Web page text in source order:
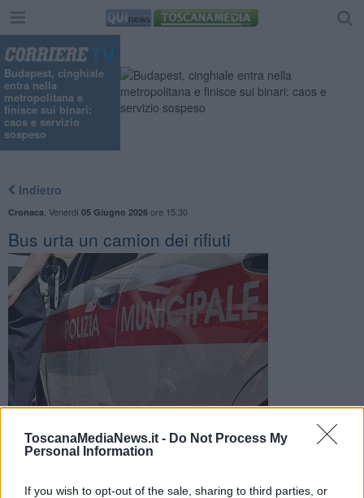
ToscanaMediaNews.it - Do Not Process My
Personal Information
If you wish to opt-out of the sale, sharing to third parties, or
Budapest, cinghiale
entra nella
metropolitana e
finisce sui binari:
caos e servizio
sospeso
Indietro
Cronaca Venerdì 05 Giugno 2026ore 15:30
Bus urta un camion dei rifiuti
Uno dei vetri laterali del mezzo pubblico è andato in frantumi,
senza conseguenze per i passeggeri a bordo. Polizia
municipale per i rilievi